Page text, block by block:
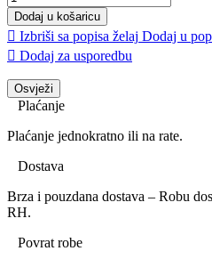
Dodaj u košaricu
 Izbriši sa popisa želaj Dodaj u
 Dodaj za usporedbu
Plaćanje
Plaćanje jednokratno ili na rate.
Dostava
Brza i pouzdana dostava – Robu
RH.
Povrat robe